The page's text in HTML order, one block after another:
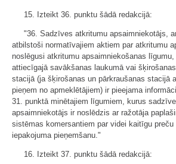
15. Izteikt 36. punktu šādā redakcijā:
"36. Sadzīves atkritumu apsaimniekotājs,
atbilstoši normatīvajiem aktiem par atkritumu
noslēgusi atkritumu apsaimniekošanas
attiecīgajā savākšanas laukumā vai
stacijā (ja šķirošanas un pārkraušanas stacijā
pieņem no apmeklētājiem) ir pieejama
31. punktā minētajiem līgumiem, kurus
apsaimniekotājs ir noslēdzis ar ražotāja
sistēmas komersantiem par videi kaitīgu
iepakojuma pieņemšanu."
16. Izteikt 37. punktu šādā redakcijā: